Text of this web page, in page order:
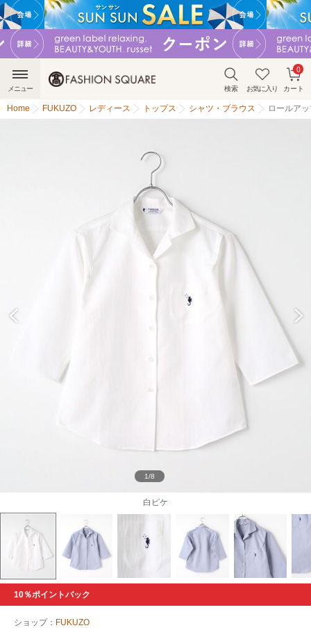
検索 お気に入り カート
0
メニュー
Home FUKUZO レディース トップス シャツ・ブラウス ロールア
白ピケ
1/8
10％ポイントバック
ショップ： FUKUZO